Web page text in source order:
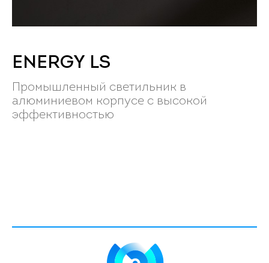
ENERGY LS
Промышленный светильник в
алюминиевом корпусе с высокой
эффективностью